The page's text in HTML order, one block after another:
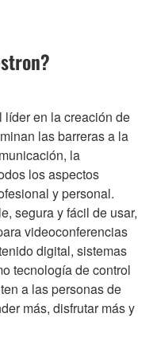
líder en la creación de
las barreras a la
la
los aspectos
y personal.
segura y fácil de usar,
videoconferencias
digital, sistemas
tecnología de control
a las personas de
más, disfrutar más y